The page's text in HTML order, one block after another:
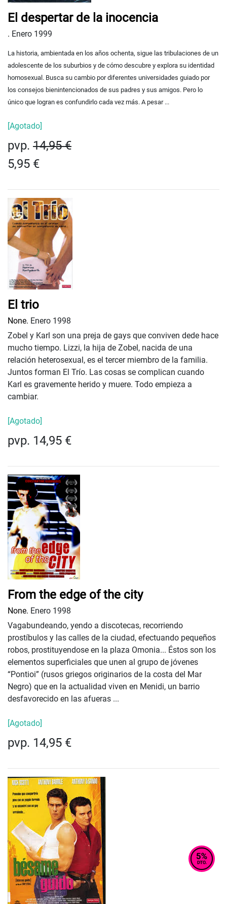
El despertar de la inocencia
. Enero 1999
La historia, ambientada en los años ochenta, sigue las tribulaciones de un
adolescente de los suburbios y de cómo descubre y explora su identidad
homosexual. Busca su cambio por diferentes universidades guiado por
los consejos bienintencionados de sus padres y sus amigos. Pero lo
único que logran es confundirlo cada vez más. A pesar ...
[Agotado]
pvp. 14,95 €
5,95 €
El trio
None. Enero 1998
Zobel y Karl son una preja de gays que conviven dede hace
mucho tiempo. Lizzi, la hija de Zobel, nacida de una
relación heterosexual, es el tercer miembro de la familia.
Juntos forman El Trío. Las cosas se complican cuando
Karl es gravemente herido y muere. Todo empieza a
cambiar.
[Agotado]
pvp. 14,95 €
From the edge of the city
None. Enero 1998
Vagabundeando, yendo a discotecas, recorriendo
prostíbulos y las calles de la ciudad, efectuando pequeños
robos, prostituyendose en la plaza Omonia... Éstos son los
elementos superficiales que unen al grupo de jóvenes
“Pontioi” (rusos griegos originarios de la costa del Mar
Negro) que en la actualidad viven en Menidi, un barrio
desfavorecido en las afueras ...
[Agotado]
pvp. 14,95 €